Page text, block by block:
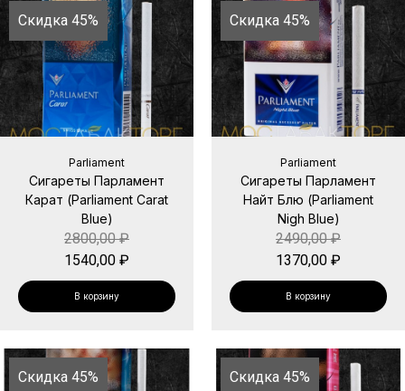
Скидка 45%
Parliament
Сигареты Парламент
Карат (Parliament Carat
Blue)
2800,00₽
1540,00 ₽
В корзину
Скидка 45%
Parliament
Сигареты Парламент
Найт Блю (Parliament
Nigh Blue)
2490,00₽
1370,00 ₽
В корзину
Скидка 45% Скидка 45%